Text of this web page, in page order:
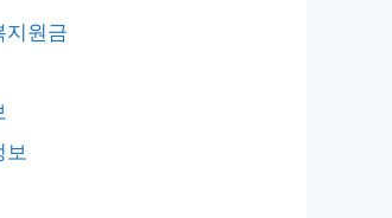
지원금
보